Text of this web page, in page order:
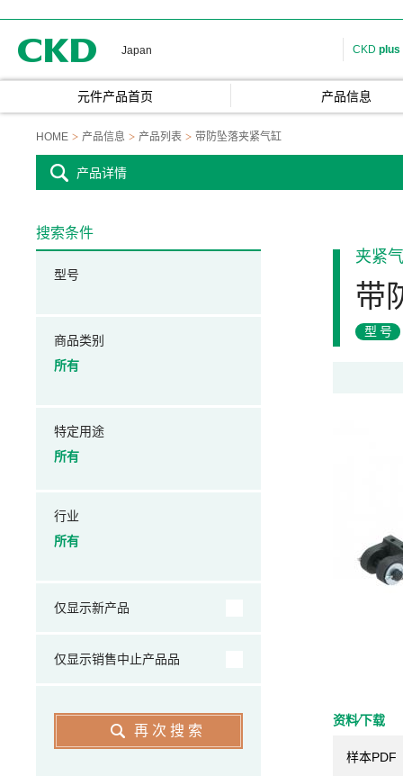
Japan CKD plus
元件产品首页 产品信息
HOME 产品信息 产品列表 带防坠落夹紧气缸
产品详情
夹紧
带
型号
资料⁄下载
样本PDF
搜索条件
型号
商品类别
所有
特定用途
所有
行业
所有
仅显示新产品
仅显示销售中止产品品
再次搜索